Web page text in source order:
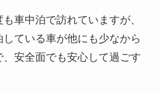
車中泊で訪れていますが、
ている車が他にも少なから
安全面でも安心して過ごす